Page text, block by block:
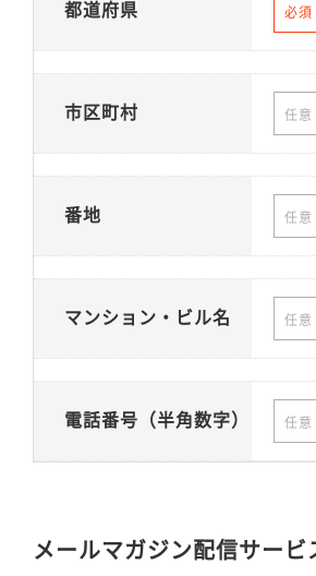
都道府県 必須
市区町村 任意
番地 任意
マンション・ビル名 任意
電話番号（半角数字） 任意
メールマガジン配信サービ